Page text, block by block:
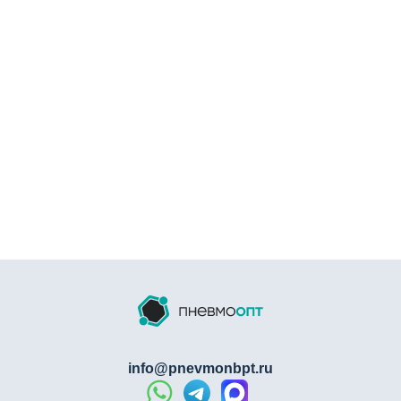
Корпус розетки изготовлен из латуни марки ЛС59-1
меди 57-60%, цинка 37,5-42,2%, свинца 0,8-1,9%) .
Конструкция включает штуцерный порт («ёлочку») для
info@pnevmonbpt.ru